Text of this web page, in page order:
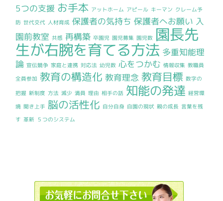
5つの支援 お手本 アットホーム アピール キーマン クレーム予
防 世代交代 人材育成 保護者の気持ち 保護者へお願い 入
園前教室 共感 再構築 卒園児 園児募集 園児数 園長先
生が右腕を育てる方法 多重知能理
論 宣伝競争 家庭と連携 対応法 幼児数 心をつかむ 情報収集 教職員
全員参加 教育の構造化 教育理念 教育目標 数字の
把握 新制度 方法 減少 満員 理由 相手の話 知能の発達 経営環
境 聞き上手 脳の活性化 自分自身 自園の現状 親の成長 言葉を残
す 革新 ５つのシステム